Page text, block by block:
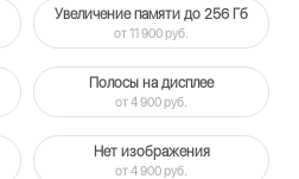
Увеличение памяти до 256 Гб
от 11 900 руб.
Полосы на дисплее
от 4 900 руб.
Нет изображения
от 4 900 руб.